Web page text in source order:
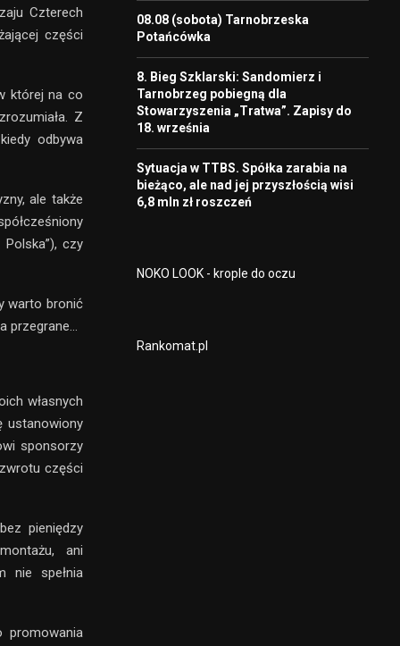
Czterech
części
której na co
Z
odbywa
ale także
czy
warto bronić
przegrane…
własnych
ustanowiony
sponsorzy
części
pieniędzy
ani
nie spełnia
promowania
08.08 (sobota) Tarnobrzeska
Potańcówka
8. Bieg Szklarski: Sandomierz i
Tarnobrzeg pobiegną dla
Stowarzyszenia „Tratwa”. Zapisy do
18. września
Sytuacja w TTBS. Spółka zarabia na
bieżąco, ale nad jej przyszłością wisi
6,8 mln zł roszczeń
NOKO LOOK - krople do oczu
Rankomat.pl